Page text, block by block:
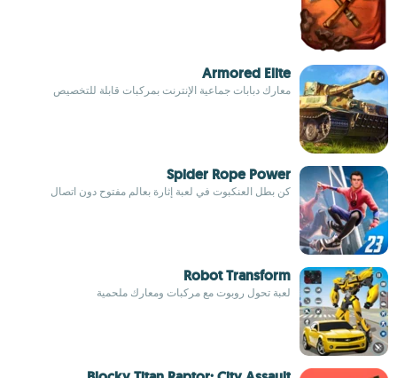
Armored Elite
معارك دبابات جماعية الإنترنت بمركبات قابلة للتخصيص
Spider Rope Power
كن بطل العنكبوت في لعبة إثارة بعالم مفتوح دون اتصال
Robot Transform
لعبة تحول روبوت مع مركبات ومعارك ملحمية